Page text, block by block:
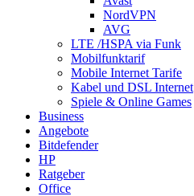
NordVPN
AVG
LTE /HSPA via Funk
Mobilfunktarif
Mobile Internet Tarife
Kabel und DSL Internet
Spiele & Online Games
Business
Angebote
Bitdefender
HP
Ratgeber
Office